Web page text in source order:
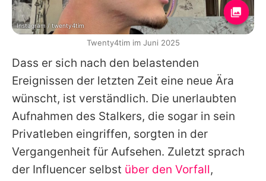
Dass er sich nach den belastenden
Ereignissen der letzten Zeit eine neue Ära
wünscht, ist verständlich. Die unerlaubten
Aufnahmen des Stalkers, die sogar in sein
Privatleben eingriffen, sorgten in der
Vergangenheit für Aufsehen. Zuletzt sprach
der Influencer selbst über den Vorfall,
Instagram / twenty4tim
Twenty4tim im Juni 2025